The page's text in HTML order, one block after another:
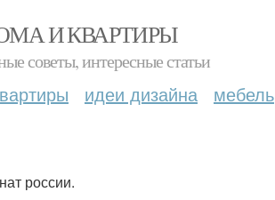
И КВАРТИРЫ
советы, интересные статьи
идеи дизайна мебель
россии.